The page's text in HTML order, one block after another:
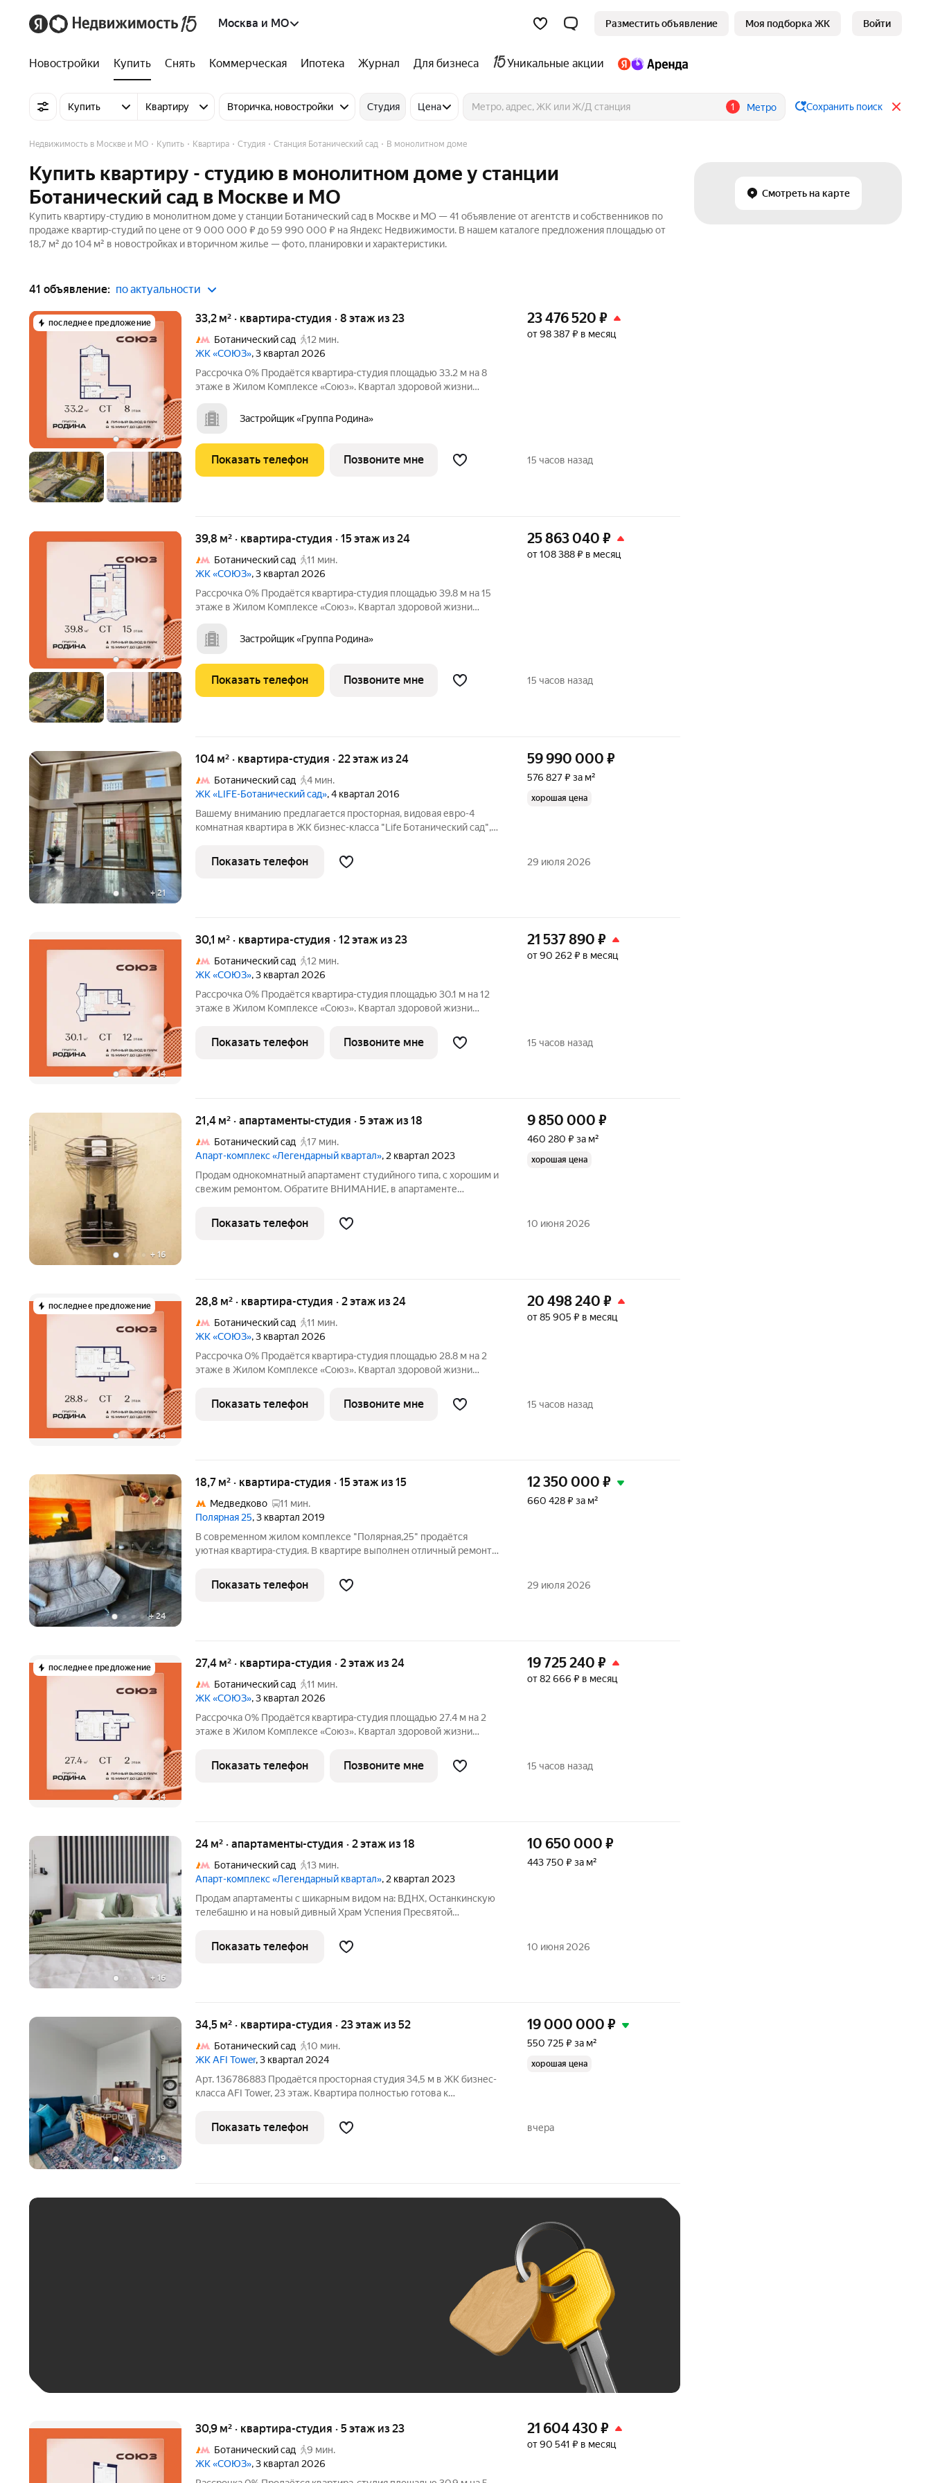
Москва и МО Разместить объявление Моя подборка ЖК Войти
Новостройки Купить Снять Коммерческая Ипотека Журнал Для бизнеса Уникальные акции
Купить Квартиру Вторичка, новостройки Студия Цена 1 Метро Сохранить поиск
Смотреть на карте
Недвижимость в Москве и МО Купить Квартира Студия Станция Ботанический сад В монолитном доме
Купить квартиру - студию в монолитном доме у станции
Ботанический сад в Москве и МО
Купить квартиру-студию в монолитном доме у станции Ботанический сад в Москве и МО — 41 объявление от агентств и собственников по
продаже квартир-студий по цене от 9 000 000 ₽ до 59 990 000 ₽ на Яндекс Недвижимости. В нашем каталоге предложения площадью от
18,7 м² до 104 м² в новостройках и вторичном жилье — фото, планировки и характеристики.
41 объявление: по актуальности
последнее предложение
+14
33,2 м² · квартира-студия · 8 этаж из 23
Ботанический сад
12 мин.
ЖК «СОЮЗ», 3 квартал 2026
Рассрочка 0% Продаётся квартира-студия площадью 33.2 м на 8
этаже в Жилом Комплексе «Союз». Квартал здоровой жизни
спорта: - Ледовая арена для хоккея и фигурного катания, -
Футбольные поля для
Застройщик «Группа Родина»
23 476 520 ₽
от 98 387 ₽ в месяц
Показать телефон Позвоните мне 15 часов назад
+14
39,8 м² · квартира-студия · 15 этаж из 24
Ботанический сад
11 мин.
ЖК «СОЮЗ», 3 квартал 2026
Рассрочка 0% Продаётся квартира-студия площадью 39.8 м на 15
этаже в Жилом Комплексе «Союз». Квартал здоровой жизни
спорта: - Ледовая арена для хоккея и фигурного катания, -
Футбольные поля для
Застройщик «Группа Родина»
25 863 040 ₽
от 108 388 ₽ в месяц
Показать телефон Позвоните мне 15 часов назад
+21
104 м² · квартира-студия · 22 этаж из 24
Ботанический сад
4 мин.
ЖК «LIFE-Ботанический cад», 4 квартал 2016
Вашему вниманию предлагается просторная, видовая евро-4
комнатная квартира в ЖК бизнес-класса "Life Ботанический сад",
возможностью сделать нужное количество спален по желанию -
максимум
59 990 000 ₽
576 827 ₽ за м²
хорошая цена
Показать телефон 29 июля 2026
+14
30,1 м² · квартира-студия · 12 этаж из 23
Ботанический сад
12 мин.
ЖК «СОЮЗ», 3 квартал 2026
Рассрочка 0% Продаётся квартира-студия площадью 30.1 м на 12
этаже в Жилом Комплексе «Союз». Квартал здоровой жизни
спорта: - Ледовая арена для хоккея и фигурного катания, -
Футбольные поля для
21 537 890 ₽
от 90 262 ₽ в месяц
Показать телефон Позвоните мне 15 часов назад
+ 16
21,4 м² · апартаменты-студия · 5 этаж из 18
Ботанический сад
17 мин.
Апарт-комплекс «Легендарный квартал», 2 квартал 2023
Продам однокомнатный апартамент студийного типа, с хорошим и
свежим ремонтом. Обратите ВНИМАНИЕ, в апартаменте
доход апартамента составляет 62 тыс. руб. /в месяц, что делает
этот объект еще
9 850 000 ₽
460 280 ₽ за м²
хорошая цена
Показать телефон 10 июня 2026
последнее предложение
+14
28,8 м² · квартира-студия · 2 этаж из 24
Ботанический сад
11 мин.
ЖК «СОЮЗ», 3 квартал 2026
Рассрочка 0% Продаётся квартира-студия площадью 28.8 м на 2
этаже в Жилом Комплексе «Союз». Квартал здоровой жизни
спорта: - Ледовая арена для хоккея и фигурного катания, -
Футбольные поля для
20 498 240 ₽
от 85 905 ₽ в месяц
Показать телефон Позвоните мне 15 часов назад
+24
18,7 м² · квартира-студия · 15 этаж из 15
Медведково
11 мин.
Полярная 25, 3 квартал 2019
В современном жилом комплексе "Полярная,25" продаётся
уютная квартира-студия. В квартире выполнен отличный ремонт,
полностью укомплектовано необходимой мебелью и техникой.
Кухонный гарнитур
12 350 000 ₽
660 428 ₽ за м²
Показать телефон 29 июля 2026
последнее предложение
+14
27,4 м² · квартира-студия · 2 этаж из 24
Ботанический сад
11 мин.
ЖК «СОЮЗ», 3 квартал 2026
Рассрочка 0% Продаётся квартира-студия площадью 27.4 м на 2
этаже в Жилом Комплексе «Союз». Квартал здоровой жизни
спорта: - Ледовая арена для хоккея и фигурного катания, -
Футбольные поля для
19 725 240 ₽
от 82 666 ₽ в месяц
Показать телефон Позвоните мне 15 часов назад
+ 16
24 м² · апартаменты-студия · 2 этаж из 18
Ботанический сад
13 мин.
Апарт-комплекс «Легендарный квартал», 2 квартал 2023
Продам апартаменты с шикарным видом на: ВДНХ, Останкинскую
телебашню и на новый дивный Храм Успения Пресвятой
апартаменты (24 кв.м.), идеально подойдут для комфортной
жизни или как инвестиция для
10 650 000 ₽
443 750 ₽ за м²
Показать телефон 10 июня 2026
+19
34,5 м² · квартира-студия · 23 этаж из 52
Ботанический сад
10 мин.
ЖК AFI Tower, 3 квартал 2024
Арт. 136786883 Продаётся просторная студия 34,5 м в ЖК бизнес-
класса AFI Tower, 23 этаж. Квартира полностью готова к
стенка и тумба под ТВ MR.Doors, кровать Askona с матрасом,
диван.
19 000 000 ₽
550 725 ₽ за м²
хорошая цена
Показать телефон вчера
30,9 м² · квартира-студия · 5 этаж из 23
Ботанический сад
9 мин.
ЖК «СОЮЗ», 3 квартал 2026
21 604 430 ₽
от 90 541 ₽ в месяц